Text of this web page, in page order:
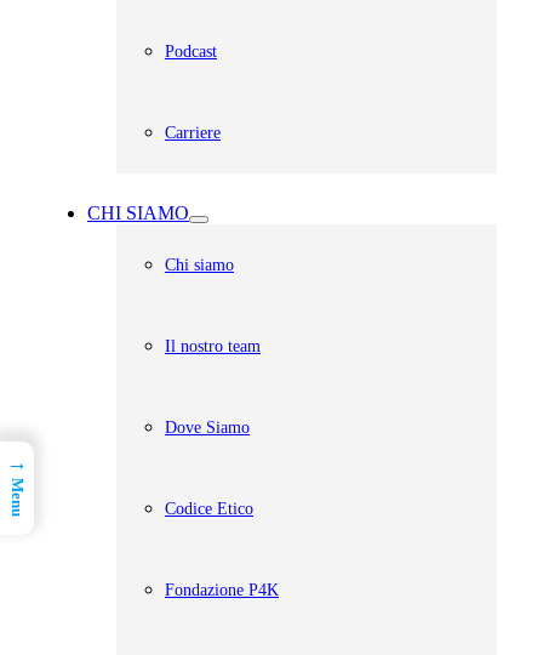
Podcast
Carriere
CHI SIAMO
Chi siamo
Il nostro team
Dove Siamo
Codice Etico
Fondazione P4K
→
Menu